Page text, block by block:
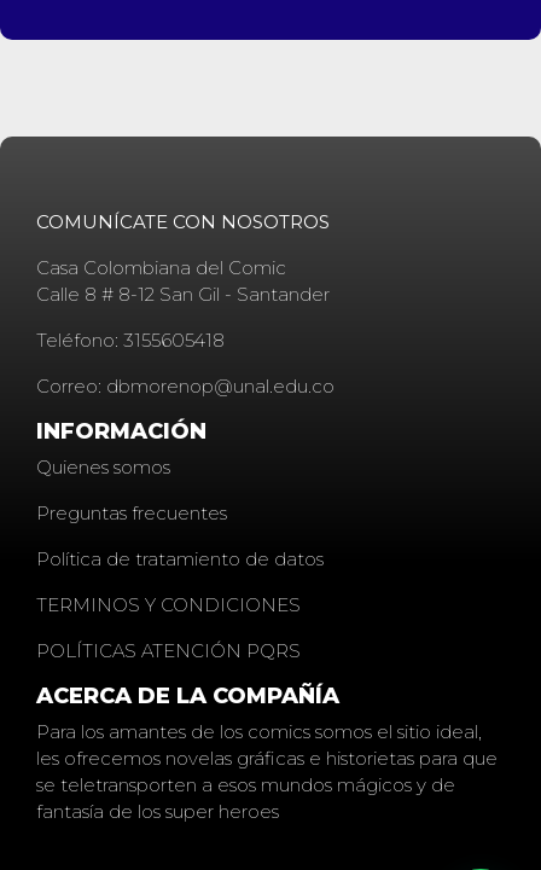
COMUNÍCATE CON NOSOTROS
Casa Colombiana del Comic
Calle 8 # 8-12 San Gil - Santander
Teléfono: 3155605418
Correo: dbmorenop@unal.edu.co
INFORMACIÓN
Quienes somos
Preguntas frecuentes
Política de tratamiento de datos
TERMINOS Y CONDICIONES
POLÍTICAS ATENCIÓN PQRS
ACERCA DE LA COMPAÑÍA
Para los amantes de los comics somos el sitio ideal,
les ofrecemos novelas gráficas e historietas para que
se teletransporten a esos mundos mágicos y de
fantasía de los super heroes